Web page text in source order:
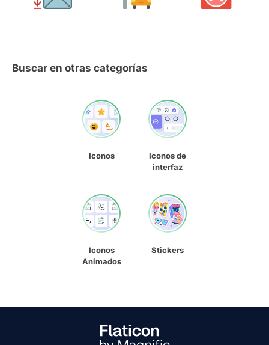
Buscar en otras categorías
Iconos
Iconos de
interfaz
Iconos
Animados
Stickers